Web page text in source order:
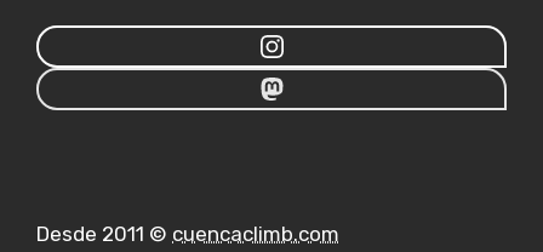
Desde 2011 © cuencaclimb.com